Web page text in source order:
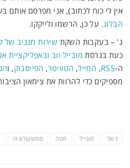
אין לי כוח לכתוב), אני מפרסם אותם
הבלוג. על כן, הרשמו ולייקקו.
ג' – בעקבות השקת שירות מגניב של
כעת בגרסת מובייל ווב ובאפליקציית
ה-RSS
, המייל, הטוויטר, הפייסבוק, ו
מספיקים כדי להרוות את צימאון
כשל מובייל מטה ממשקולוגיה